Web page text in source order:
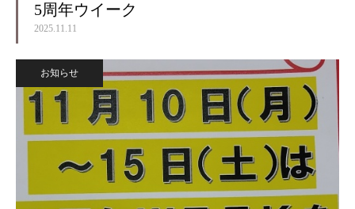
5周年ウイーク
2025.11.11
お知らせ